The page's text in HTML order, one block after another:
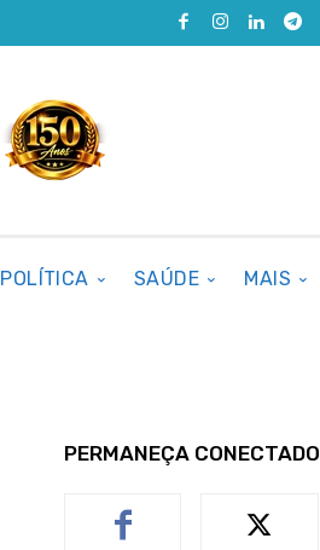
POLÍTICA SAÚDE MAIS
PERMANEÇA CONECTADO